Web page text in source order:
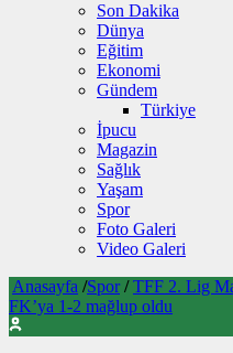
Son Dakika
Dünya
Eğitim
Ekonomi
Gündem
Türkiye
İpucu
Magazin
Sağlık
Yaşam
Spor
Foto Galeri
Video Galeri
Anasayfa /Spor / TFF 2. Lig
FK’ya 1-2 mağlup oldu